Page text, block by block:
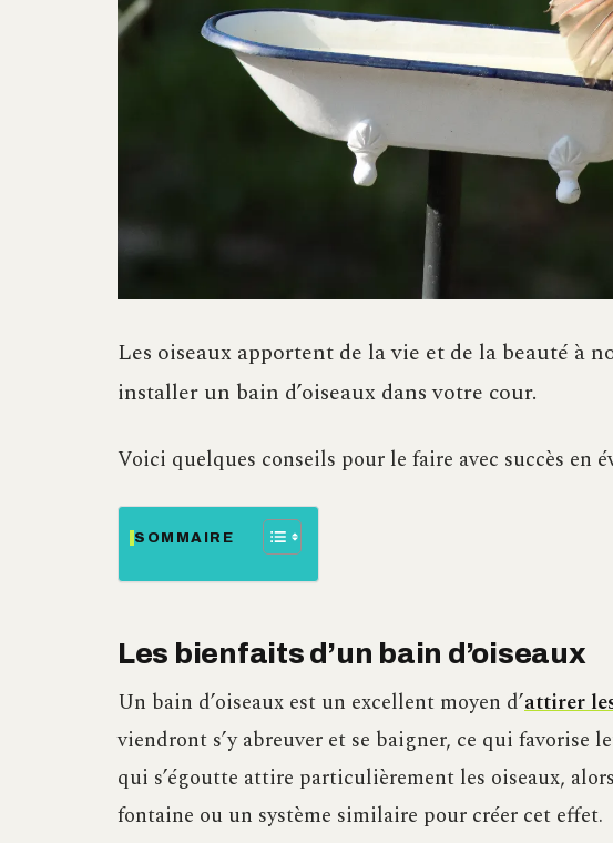
Les oiseaux apportent de la vie et de la beauté à
installer un bain d’oiseaux dans votre cour.
Voici quelques conseils pour le faire avec succès en
SOMMAIRE
Les bienfaits d’un bain d’oiseaux
Un bain d’oiseaux est un excellent moyen d’attirer
viendront s’y abreuver et se baigner, ce qui favorise
qui s’égoutte attire particulièrement les oiseaux,
fontaine ou un système similaire pour créer cet effet.